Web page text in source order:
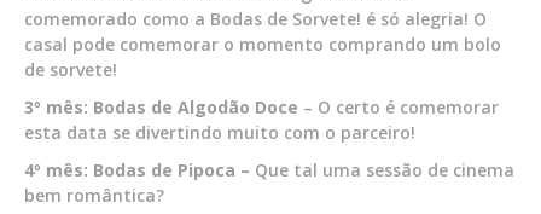
comemorado como a Bodas de Sorvete! é só alegria! O
casal pode comemorar o momento comprando um bolo
de sorvete!
3º mês: Bodas de Algodão Doce – O certo é comemorar
esta data se divertindo muito com o parceiro!
4º mês: Bodas de Pipoca – Que tal uma sessão de cinema
bem romântica?